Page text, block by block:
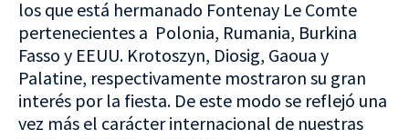
los que está hermanado Fontenay Le Comte
pertenecientes a Polonia, Rumania, Burkina
Fasso y EEUU. Krotoszyn, Diosig, Gaoua y
Palatine, respectivamente mostraron su gran
interés por la fiesta. De este modo se reflejó una
vez más el carácter internacional de nuestras